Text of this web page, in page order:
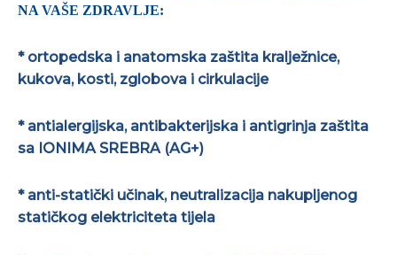
NA VAŠE ZDRAVLJE:
* ortopedska i anatomska zaštita kralježnice,
kukova, kosti, zglobova i cirkulacije
* antialergijska, antibakterijska i antigrinja zaštita
sa IONIMA SREBRA (AG+)
* anti-statički učinak, neutralizacija nakupljenog
statičkog elektriciteta tijela